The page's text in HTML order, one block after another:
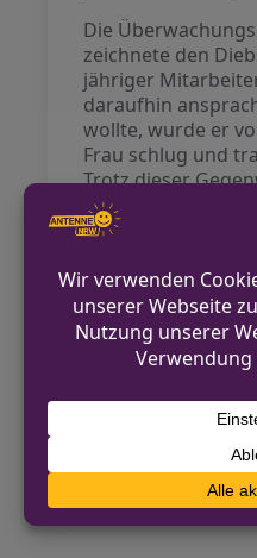
Die
zeichnete den
jähriger
daraufhin
wollte, wurde er
Frau schlug und
Trotz dieser
Mitarbeiter die
Polizei übergeben.
Die Frau sieht nun
entgegen.
Einbruch in
Seniorin in Viersen